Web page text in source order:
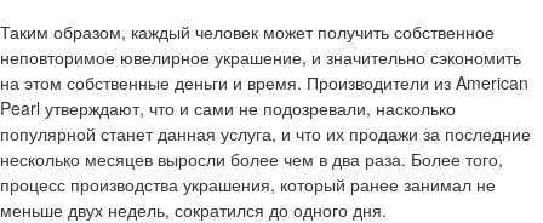
Таким образом, каждый человек может получить собственное
неповторимое ювелирное украшение, и значительно сэкономить
на этом собственные деньги и время. Производители из American
Pearl утверждают, что и сами не подозревали, насколько
популярной станет данная услуга, и что их продажи за последние
несколько месяцев выросли более чем в два раза. Более того,
процесс производства украшения, который ранее занимал не
меньше двух недель, сократился до одного дня.